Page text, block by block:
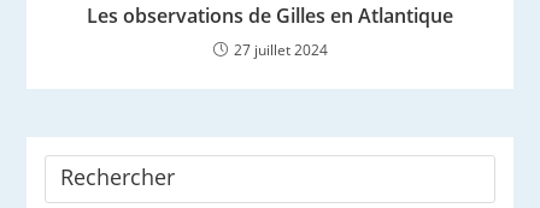
Les observations de Gilles en Atlantique
27 juillet 2024